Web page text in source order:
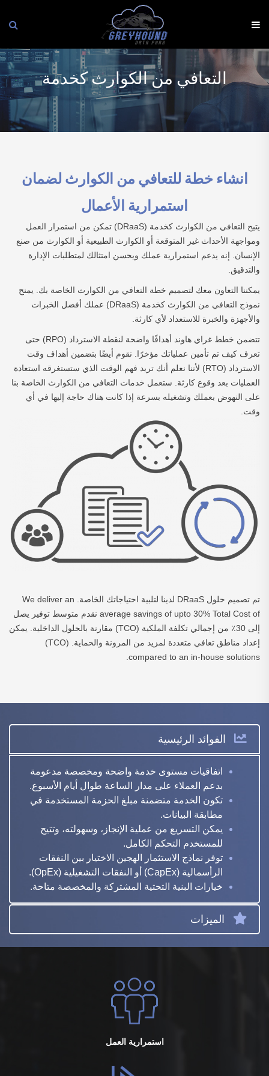
التعافي من الكوارث كخدمة
انشاء خطة للتعافي من الكوارث لضمان
استمرارية الأعمال
يتيح التعافي من الكوارث كخدمة (DRaaS) تمكن من استمرار العمل
ومواجهة الأحداث غير المتوقعة أو الكوارث الطبيعية أو الكوارث من صنع
الإنسان. إنه يدعم استمرارية عملك ويحسن امتثالك لمتطلبات الإدارة
والتدقيق.
يمكننا التعاون معك لتصميم خطة التعافي من الكوارث الخاصة بك. يمنح
نموذج التعافي من الكوارث كخدمة (DRaaS) عملك أفضل الخبرات
والأجهزة والخبرة للاستعداد لأي كارثة.
تتضمن خطط غراي هاوند أهدافًا واضحة لنقطة الاسترداد (RPO) حتى
تعرف كيف تم تأمين عملياتك مؤخرًا. نقوم أيضًا بتضمين أهداف وقت
الاسترداد (RTO) لأننا نعلم أنك تريد فهم الوقت الذي ستستغرقه استعادة
العمليات بعد وقوع كارثة. ستعمل خدمات التعافي من الكوارث الخاصة بنا
على النهوض بعملك وتشغيله بسرعة إذا كانت هناك حاجة إليها في أي
وقت.
تم تصميم حلول DRaaS لدينا لتلبية احتياجاتك الخاصة. We deliver an
average savings of upto 30% Total Cost of نقدم متوسط توفير يصل
إلى 30٪ من إجمالي تكلفة الملكية (TCO) مقارنة بالحلول الداخلية. يمكن
إعداد مناطق تعافي متعددة لمزيد من المرونة والحماية. (TCO)
compared to an in-house solutions.
الفوائد الرئيسية
اتفاقيات مستوى خدمة واضحة ومخصصة مدعومة
بدعم العملاء على مدار الساعة طوال أيام الأسبوع.
تكون الخدمة متضمنة مبلغ الحزمة المستخدمة في
مطابقة البيانات.
يمكن التسريع من عملية الإنجاز، وسهولته، وتتيح
للمستخدم التحكم الكامل.
توفر نماذج الاستثمار الهجين الاختيار بين النفقات
الرأسمالية (CapEx) أو النفقات التشغيلية (OpEx).
خيارات البنية التحتية المشتركة والمخصصة متاحة.
الميزات
استمرارية العمل